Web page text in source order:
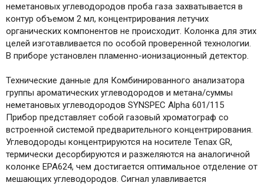
неметановых углеводородов проба газа захватывается в
контур объемом 2 мл, концентрирования летучих
органических компонентов не происходит. Колонка для этих
целей изготавливается по особой проверенной технологии.
В приборе установлен пламенно-ионизационный детектор.
Технические данные для Комбинированного анализатора
группы ароматических углеводородов и метана/суммы
неметановых углеводородов SYNSPEC Alpha 601/115
Прибор представляет собой газовый хроматограф со
встроенной системой предварительного концентрирования.
Углеводороды концентрируются на носителе Tenax GR,
термически десорбируются и разжеляются на аналогичной
колонке EPA624, чем достигается оптимальное отделение от
мешающих углеводородов. Сигнал улавливается